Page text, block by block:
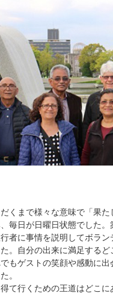
くまで様々な意味で「果た
毎日が日曜日状態でした。
者に事情を説明してボラン
。自分の出来に満足するど
もゲストの笑顔や感動に出
。
て行くための王道はどこに